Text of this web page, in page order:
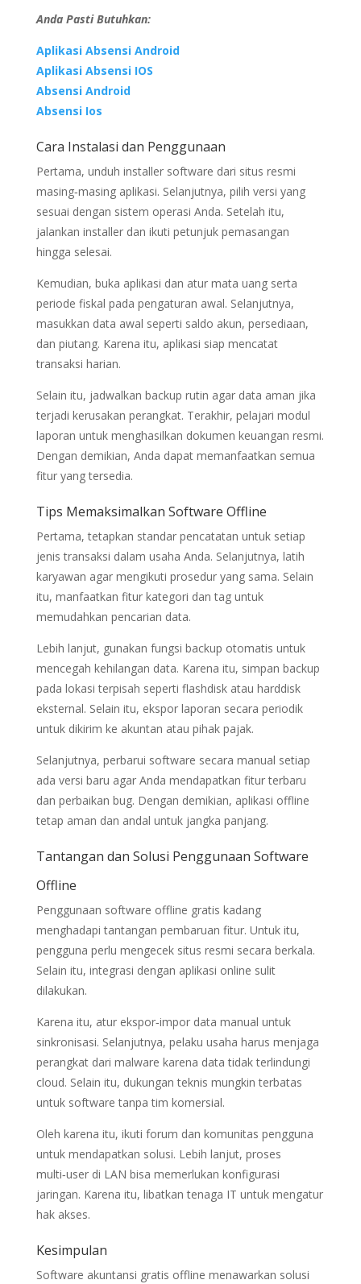
Anda Pasti Butuhkan:
Aplikasi Absensi Android
Aplikasi Absensi IOS
Absensi Android
Absensi Ios
Cara Instalasi dan Penggunaan
Pertama, unduh installer software dari situs resmi
masing‑masing aplikasi. Selanjutnya, pilih versi yang
sesuai dengan sistem operasi Anda. Setelah itu,
jalankan installer dan ikuti petunjuk pemasangan
hingga selesai.
Kemudian, buka aplikasi dan atur mata uang serta
periode fiskal pada pengaturan awal. Selanjutnya,
masukkan data awal seperti saldo akun, persediaan,
dan piutang. Karena itu, aplikasi siap mencatat
transaksi harian.
Selain itu, jadwalkan backup rutin agar data aman jika
terjadi kerusakan perangkat. Terakhir, pelajari modul
laporan untuk menghasilkan dokumen keuangan resmi.
Dengan demikian, Anda dapat memanfaatkan semua
fitur yang tersedia.
Tips Memaksimalkan Software Offline
Pertama, tetapkan standar pencatatan untuk setiap
jenis transaksi dalam usaha Anda. Selanjutnya, latih
karyawan agar mengikuti prosedur yang sama. Selain
itu, manfaatkan fitur kategori dan tag untuk
memudahkan pencarian data.
Lebih lanjut, gunakan fungsi backup otomatis untuk
mencegah kehilangan data. Karena itu, simpan backup
pada lokasi terpisah seperti flashdisk atau harddisk
eksternal. Selain itu, ekspor laporan secara periodik
untuk dikirim ke akuntan atau pihak pajak.
Selanjutnya, perbarui software secara manual setiap
ada versi baru agar Anda mendapatkan fitur terbaru
dan perbaikan bug. Dengan demikian, aplikasi offline
tetap aman dan andal untuk jangka panjang.
Tantangan dan Solusi Penggunaan Software
Offline
Penggunaan software offline gratis kadang
menghadapi tantangan pembaruan fitur. Untuk itu,
pengguna perlu mengecek situs resmi secara berkala.
Selain itu, integrasi dengan aplikasi online sulit
dilakukan.
Karena itu, atur ekspor‑impor data manual untuk
sinkronisasi. Selanjutnya, pelaku usaha harus menjaga
perangkat dari malware karena data tidak terlindungi
cloud. Selain itu, dukungan teknis mungkin terbatas
untuk software tanpa tim komersial.
Oleh karena itu, ikuti forum dan komunitas pengguna
untuk mendapatkan solusi. Lebih lanjut, proses
multi‑user di LAN bisa memerlukan konfigurasi
jaringan. Karena itu, libatkan tenaga IT untuk mengatur
hak akses.
Kesimpulan
Software akuntansi gratis offline menawarkan solusi